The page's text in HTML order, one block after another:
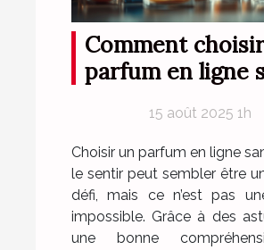
Comment
parfum en ligne
15 août 2025 1h
Choisir un parfum en ligne
le sentir peut sembler être
défi, mais ce n’est pas
impossible. Grâce à des
une bonne